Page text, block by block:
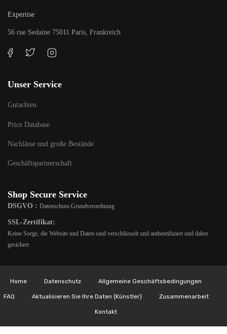
Expertise
56 rue Sedaine 75011 Paris, Frankreich
Unser Service
Gutachten
Price Database
Nachlässe und große Bestände
Geschäftspartnerschaft
Shop Secure Service
DSGVO : Datenschutz-Grundverordnung
SSL-Zertifikat:
Keine Sorge, die Website und Daten sind verschlüsselt und authentifiziert und daher
gesichert
Home Datenschutz Allgemeine Geschäftsbedingungen
FAQ Aktualisieren Sie Ihre Daten (Künstler) Zusammenarbeit
Kontakt